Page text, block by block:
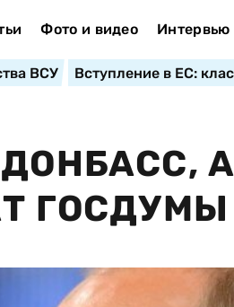
Фото и видео Интервью
ВСУ Вступление в ЕС:
ГОСДУМЫ